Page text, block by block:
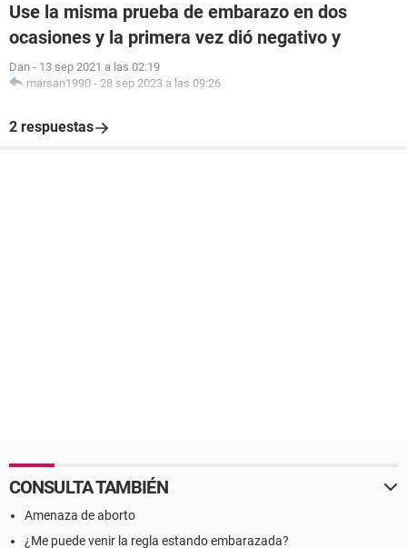
Use la misma prueba de embarazo en dos
ocasiones y la primera vez dió negativo y
Dan - 13 sep 2021 a las 02:19
marsan1990 - 28 sep 2023 a las 09:26
2 respuestas
CONSULTA TAMBIÉN
Amenaza de aborto
¿Me puede venir la regla estando embarazada?